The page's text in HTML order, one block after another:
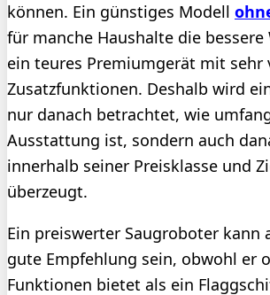
können. Ein günstiges Modell
für manche Haushalte die bessere
ein teures Premiumgerät mit sehr
Zusatzfunktionen. Deshalb wird
nur danach betrachtet, wie
Ausstattung ist, sondern auch
innerhalb seiner Preisklasse und
überzeugt.
Ein preiswerter Saugroboter kann
gute Empfehlung sein, obwohl er
Funktionen bietet als ein